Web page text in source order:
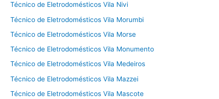
Técnico de Eletrodomésticos Vila Nivi
Técnico de Eletrodomésticos Vila Morumbi
Técnico de Eletrodomésticos Vila Morse
Técnico de Eletrodomésticos Vila Monumento
Técnico de Eletrodomésticos Vila Medeiros
Técnico de Eletrodomésticos Vila Mazzei
Técnico de Eletrodomésticos Vila Mascote